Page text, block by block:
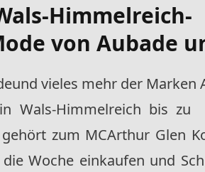
Himmelreich-
von Aubade
und vieles mehr der Marken
Wals-Himmelreich bis zu
zum MCArthur Glen
Woche einkaufen und